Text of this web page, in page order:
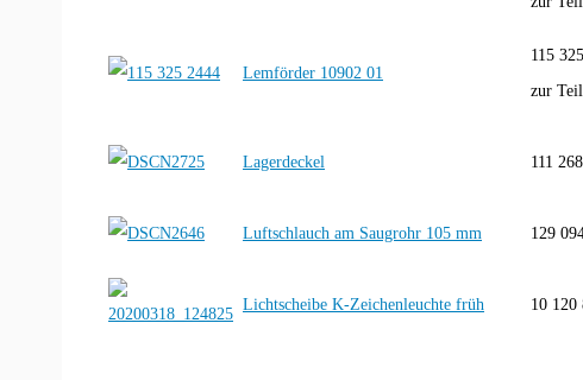
Lemförder 10902 01
115
zur
Lagerdeckel 111
Luftschlauch am Saugrohr 105 mm 129
Lichtscheibe K-Zeichenleuchte früh 10